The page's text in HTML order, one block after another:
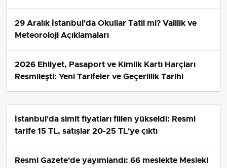
durumda?
29 Aralık İstanbul'da Okullar Tatil mi? Valilik ve
Meteoroloji Açıklamaları
2026 Ehliyet, Pasaport ve Kimlik Kartı Harçları
Resmileşti: Yeni Tarifeler ve Geçerlilik Tarihi
İstanbul'da simit fiyatları fiilen yükseldi: Resmi
tarife 15 TL, satışlar 20-25 TL'ye çıktı
Resmi Gazete'de yayımlandı: 66 meslekte Mesleki